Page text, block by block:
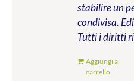
stabilire un
condivisa.
Tutti i diritti
Aggiungi al
carrello